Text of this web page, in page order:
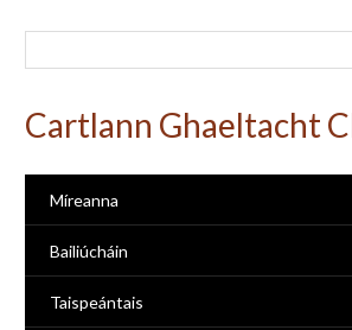
Cartlann Ghaeltacht
Míreanna
Bailiúcháin
Taispeántais